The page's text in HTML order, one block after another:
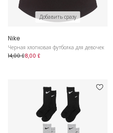
Добавить сразу
Nike
Черная хлопковая футболка для девочек
14,00 £8,00 £